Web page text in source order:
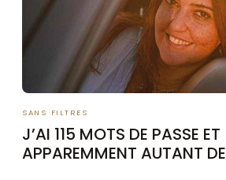
SANS FILTRES
J’AI 115 MOTS DE PASSE ET
APPAREMMENT AUTANT DE